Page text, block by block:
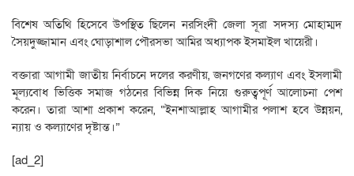
বিশেষ অতিথি হিসেবে উপস্থিত ছিলেন নরসিংদী জেলা সূরা সদস্য মোহাম্মদ
সৈয়দুজ্জামান এবং ঘোড়াশাল পৌরসভা আমির অধ্যাপক ইসমাইল খায়েরী।
বক্তারা আগামী জাতীয় নির্বাচনে দলের করণীয়, জনগণের কল্যাণ এবং ইসলামী
মূল্যবোধ ভিত্তিক সমাজ গঠনের বিভিন্ন দিক নিয়ে গুরুত্বপূর্ণ আলোচনা পেশ
করেন। তারা আশা প্রকাশ করেন, “ইনশাআল্লাহ আগামীর পলাশ হবে উন্নয়ন,
ন্যায় ও কল্যাণের দৃষ্টান্ত।”
[ad_2]